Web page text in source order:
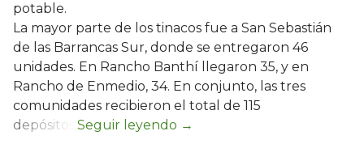
potable.
La mayor parte de los tinacos fue a San Sebastián
de las Barrancas Sur, donde se entregaron 46
unidades. En Rancho Banthí llegaron 35, y en
Rancho de Enmedio, 34. En conjunto, las tres
comunidades recibieron el total de 115
depósitos.